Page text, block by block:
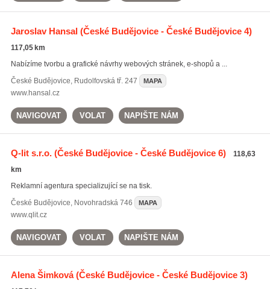
Jaroslav Hansal(České Budějovice - České Budějovice 4)
117,05 km
Nabízíme tvorbu a grafické návrhy webových stránek, e-shopů a ...
České Budějovice, Rudolfovská tř. 247 MAPA
www.hansal.cz
NAVIGOVAT VOLAT NAPIŠTE NÁM
Q-lit s.r.o.(České Budějovice - České Budějovice 6)
118,63
km
Reklamní agentura specializující se na tisk.
České Budějovice, Novohradská 746 MAPA
www.qlit.cz
NAVIGOVAT VOLAT NAPIŠTE NÁM
Alena Šimková(České Budějovice - České Budějovice 3)